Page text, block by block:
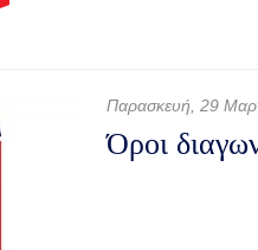
Παρασκευή, 29
Όροι